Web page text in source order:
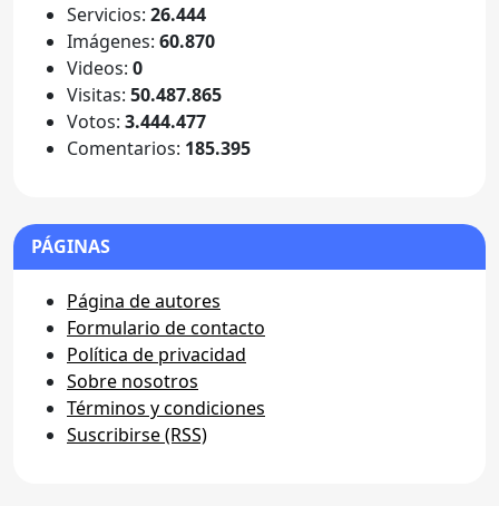
Servicios: 26.444
Imágenes: 60.870
Videos: 0
Visitas: 50.487.865
Votos: 3.444.477
Comentarios: 185.395
PÁGINAS
Página de autores
Formulario de contacto
Política de privacidad
Sobre nosotros
Términos y condiciones
Suscribirse (RSS)